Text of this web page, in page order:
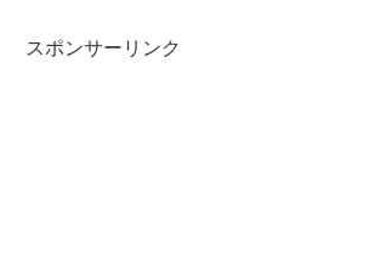
スポンサーリンク